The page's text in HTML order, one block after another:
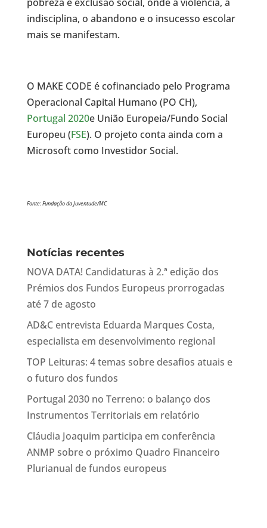
indisciplina, o abandono e o insucesso escolar
mais se manifestam.
O MAKE CODE é cofinanciado pelo Programa
Operacional Capital Humano (PO CH),
Portugal 2020e União Europeia/Fundo Social
Europeu (FSE). O projeto conta ainda com a
Microsoft como Investidor Social.
Fonte: Fundação da Juventude/MC
Notícias recentes
NOVA DATA! Candidaturas à 2.ª edição dos
Prémios dos Fundos Europeus prorrogadas
até 7 de agosto
AD&C entrevista Eduarda Marques Costa,
especialista em desenvolvimento regional
TOP Leituras: 4 temas sobre desafios atuais e
o futuro dos fundos
Portugal 2030 no Terreno: o balanço dos
Instrumentos Territoriais em relatório
Cláudia Joaquim participa em conferência
ANMP sobre o próximo Quadro Financeiro
Plurianual de fundos europeus